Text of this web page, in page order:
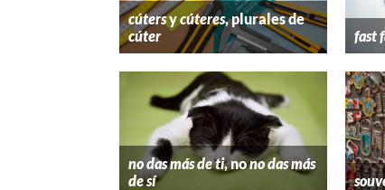
cútersycúteres, plurales de
cúter
fast
no das más de ti, nono das más
de sí